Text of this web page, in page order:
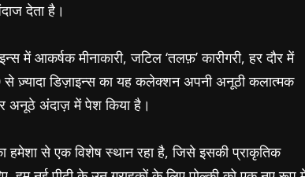
देता है।
में आकर्षक मीनाकारी, जटिल ‘तलफ़’ कारीगरी, हर दौर में
ज़्यादा डिज़ाइन्स का यह कलेक्शन अपनी अनूठी कलात्मक
अनूठे अंदाज़ में पेश किया है।
हमेशा से एक विशेष स्थान रहा है, जिसे इसकी प्राकृतिक